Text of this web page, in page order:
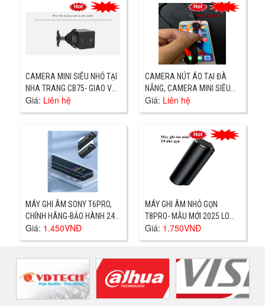
CAMERA MINI SIÊU NHỎ TẠI
NHA TRANG CB75- GIAO VÀ
HƯỚNG DẪN SỬ DỤNG
Giá: Liên hệ
CAMERA NÚT ÁO TẠI ĐÀ
NẴNG, CAMERA MINI SIÊU
NHỎ
Giá: Liên hệ
MÁY GHI ÂM SONY T6PRO,
CHÍNH HÃNG-BẢO HÀNH 24
THÁNG GIAO NHANH
Giá: 1.450VNĐ
MÁY GHI ÂM NHỎ GỌN
T8PRO- MẪU MỚI 2025 LOA
TO, GIAO NHANH
Giá: 1.750VNĐ